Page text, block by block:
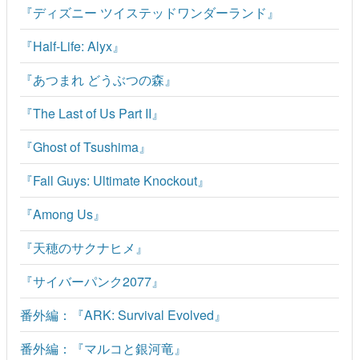
『ディズニー ツイステッドワンダーランド』
『Half-Life: Alyx』
『あつまれ どうぶつの森』
『The Last of Us Part II』
『Ghost of Tsushima』
『Fall Guys: Ultimate Knockout』
『Among Us』
『天穂のサクナヒメ』
『サイバーパンク2077』
番外編：『ARK: Survival Evolved』
番外編：『マルコと銀河竜』